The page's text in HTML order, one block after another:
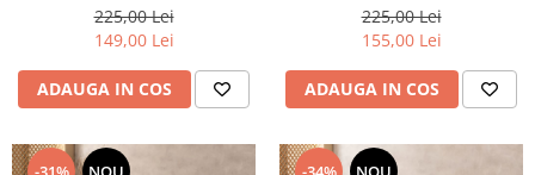
225,00 Lei
149,00 Lei
ADAUGA IN COS
225,00 Lei
155,00 Lei
ADAUGA IN COS